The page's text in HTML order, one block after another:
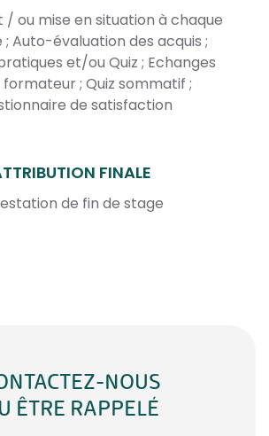
/ ou mise en situation à chaque
; Auto-évaluation des acquis ;
et/ou Quiz ; Echanges
; Quiz sommatif ;
de satisfaction
FINALE
de fin de stage
NOUS
ÊTRE RAPPELÉ